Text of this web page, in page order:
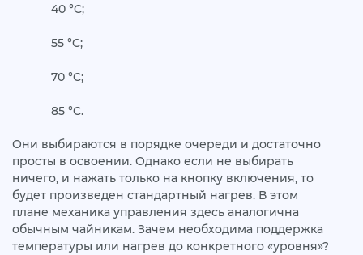
40 °C;
55 °C;
70 °C;
85 °C.
Они выбираются в порядке очереди и достаточно
просты в освоении. Однако если не выбирать
ничего, и нажать только на кнопку включения, то
будет произведен стандартный нагрев. В этом
плане механика управления здесь аналогична
обычным чайникам. Зачем необходима поддержка
температуры или нагрев до конкретного «уровня»?